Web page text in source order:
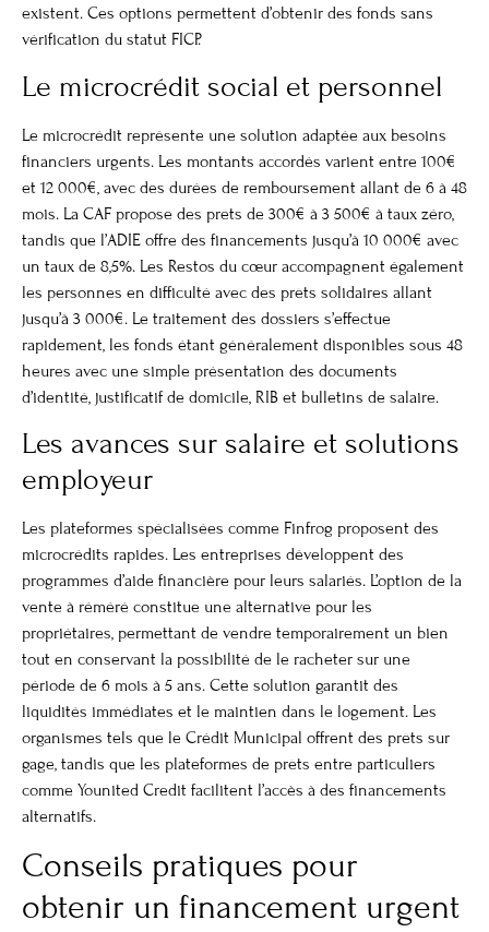
existent. Ces options permettent d’obtenir des fonds sans
vérification du statut FICP.
Le microcrédit social et personnel
Le microcrédit représente une solution adaptée aux besoins
financiers urgents. Les montants accordés varient entre 100€
et 12 000€, avec des durées de remboursement allant de 6 à 48
mois. La CAF propose des prêts de 300€ à 3 500€ à taux zéro,
tandis que l’ADIE offre des financements jusqu’à 10 000€ avec
un taux de 8,5%. Les Restos du cœur accompagnent également
les personnes en difficulté avec des prêts solidaires allant
jusqu’à 3 000€. Le traitement des dossiers s’effectue
rapidement, les fonds étant généralement disponibles sous 48
heures avec une simple présentation des documents
d’identité, justificatif de domicile, RIB et bulletins de salaire.
Les avances sur salaire et solutions
employeur
Les plateformes spécialisées comme Finfrog proposent des
microcrédits rapides. Les entreprises développent des
programmes d’aide financière pour leurs salariés. L’option de la
vente à réméré constitue une alternative pour les
propriétaires, permettant de vendre temporairement un bien
tout en conservant la possibilité de le racheter sur une
période de 6 mois à 5 ans. Cette solution garantit des
liquidités immédiates et le maintien dans le logement. Les
organismes tels que le Crédit Municipal offrent des prêts sur
gage, tandis que les plateformes de prêts entre particuliers
comme Younited Credit facilitent l’accès à des financements
alternatifs.
Conseils pratiques pour
obtenir un financement urgent